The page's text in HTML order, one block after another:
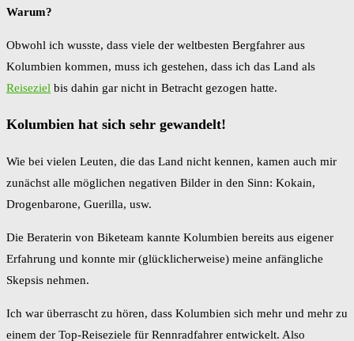
Warum?
Obwohl ich wusste, dass viele der weltbesten Bergfahrer aus
Kolumbien kommen, muss ich gestehen, dass ich das Land als
Reiseziel bis dahin gar nicht in Betracht gezogen hatte.
Kolumbien hat sich sehr gewandelt!
Wie bei vielen Leuten, die das Land nicht kennen, kamen auch mir
zunächst alle möglichen negativen Bilder in den Sinn: Kokain,
Drogenbarone, Guerilla, usw.
Die Beraterin von Biketeam kannte Kolumbien bereits aus eigener
Erfahrung und konnte mir (glücklicherweise) meine anfängliche
Skepsis nehmen.
Ich war überrascht zu hören, dass Kolumbien sich mehr und mehr zu
einem der Top-Reiseziele für Rennradfahrer entwickelt. Also